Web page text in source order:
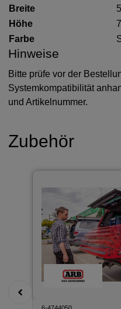
Breite
Höhe
Farbe
Hinweise
Bitte prüfe vor der
Systemkompatibilität
und Artikelnummer.
Zubehör